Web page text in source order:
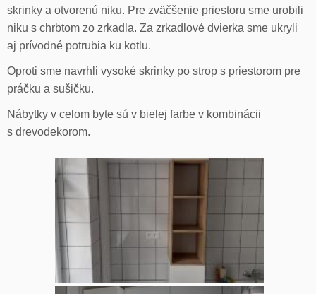
skrinky a otvorenú niku. Pre zväčšenie priestoru sme urobili
niku s chrbtom zo zrkadla. Za zrkadlové dvierka sme ukryli
aj prívodné potrubia ku kotlu.
Oproti sme navrhli vysoké skrinky po strop s priestorom pre
práčku a sušičku.
Nábytky v celom byte sú v bielej farbe v kombinácii
s drevodekorom.